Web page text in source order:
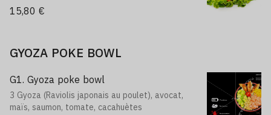
15,80 €
GYOZA POKE BOWL
G1. Gyoza poke bowl
3 Gyoza (Raviolis japonais au poulet), avocat,
maïs, saumon, tomate, cacahuètes